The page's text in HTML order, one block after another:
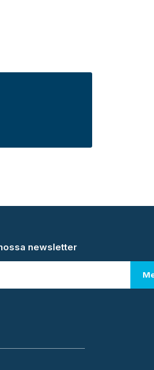
newsletter